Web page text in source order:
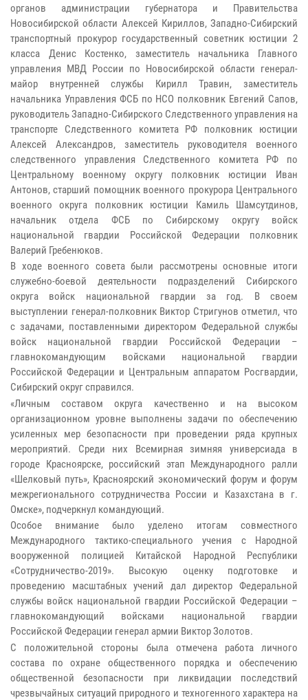
органов администрации губернатора и Правительства
Новосибирской области Алексей Кириллов, Западно-Сибирский
транспортный прокурор государственный советник юстиции 2
класса Денис Костенко, заместитель начальника Главного
управления МВД России по Новосибирской области генерал-
майор внутренней службы Кирилл Травин, заместитель
начальника Управления ФСБ по НСО полковник Евгений Сапов,
руководитель Западно-Сибирского Следственного управления на
транспорте Следственного комитета РФ полковник юстиции
Алексей Александров, заместитель руководителя военного
следственного управления Следственного комитета РФ по
Центральному военному округу полковник юстиции Иван
Антонов, старший помощник военного прокурора Центрального
военного округа полковник юстиции Камиль Шамсутдинов,
начальник отдела ФСБ по Сибирскому округу войск
национальной гвардии Российской Федерации полковник
Валерий Гребенюков.
В ходе военного совета были рассмотрены основные итоги
служебно-боевой деятельности подразделений Сибирского
округа войск национальной гвардии за год. В своем
выступлении генерал-полковник Виктор Стригунов отметил, что
с задачами, поставленными директором Федеральной службы
войск национальной гвардии Российской Федерации –
главнокомандующим войсками национальной гвардии
Российской Федерации и Центральным аппаратом Росгвардии,
Сибирский округ справился.
«Личным составом округа качественно и на высоком
организационном уровне выполнены задачи по обеспечению
усиленных мер безопасности при проведении ряда крупных
мероприятий. Среди них Всемирная зимняя универсиада в
городе Красноярске, российский этап Международного ралли
«Шелковый путь», Красноярский экономический форум и форум
межрегионального сотрудничества России и Казахстана в г.
Омске», подчеркнул командующий.
Особое внимание было уделено итогам совместного
Международного тактико-специального учения с Народной
вооруженной полицией Китайской Народной Республики
«Сотрудничество-2019». Высокую оценку подготовке и
проведению масштабных учений дал директор Федеральной
службы войск национальной гвардии Российской Федерации –
главнокомандующий войсками национальной гвардии
Российской Федерации генерал армии Виктор Золотов.
С положительной стороны была отмечена работа личного
состава по охране общественного порядка и обеспечению
общественной безопасности при ликвидации последствий
чрезвычайных ситуаций природного и техногенного характера на